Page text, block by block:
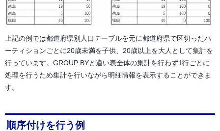
上記の例では都道府県別人口テーブルを元に都道府県で区切ったパ
ーティションごとに20歳未満を子供、20歳以上を大人として集計を
行っています。GROUP BYと違い表全体の集計を行わず1行ごとに
処理を行うため集計を行いながら明細情報を表示することができま
す。
順序付けを行う例